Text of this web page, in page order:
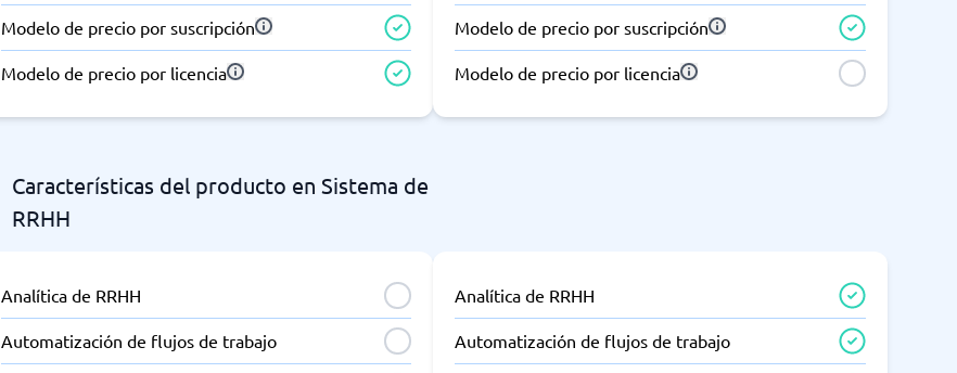
Modelo de precio por suscripción
Modelo de precio por licencia
Modelo de precio por suscripción
Modelo de precio por licencia
Características del producto en Sistema de
RRHH
Analítica de RRHH
Automatización de flujos de trabajo
Analítica de RRHH
Automatización de flujos de trabajo